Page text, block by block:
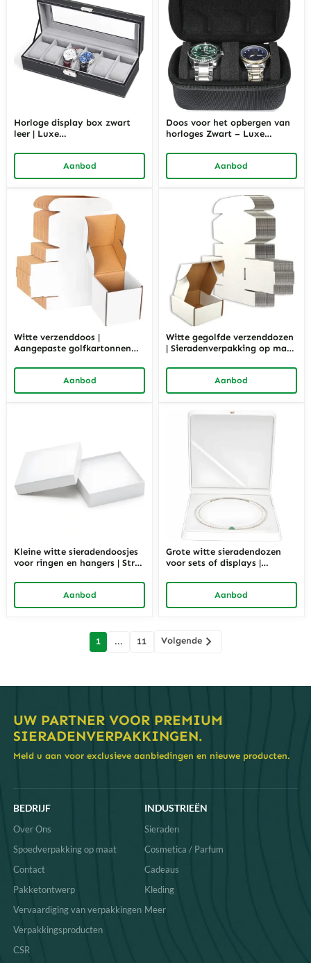
Horloge display box zwart
leer | Luxe
Richpack
Aanbod
Doos voor het opbergen van
horloges Zwart – Luxe
Aanbod
Witte verzenddoos |
Aangepaste golfkartonnen
Richpack
Aanbod
Witte gegolfde verzenddozen
| Sieradenverpakking op maat
Aanbod
Kleine witte sieradendoosjes
voor ringen en hangers | Strak
Richpack OEM Solutions
Aanbod
Grote witte sieradendozen
voor sets of displays |
inzetstukken, aangepast
ontwerp | Richpack
Groothandel
Aanbod
1 ... 11 Volgende
UW PARTNER VOOR PREMIUM
SIERADENVERPAKKINGEN.
Meld u aan voor exclusieve aanbiedingen en nieuwe producten.
BEDRIJF
Over Ons
Spoedverpakking op maat
Contact
Pakketontwerp
Vervaardiging van verpakkingen
Verpakkingsproducten
CSR
INDUSTRIEËN
Sieraden
Cosmetica / Parfum
Cadeaus
Kleding
Meer